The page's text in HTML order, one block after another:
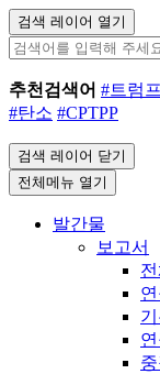
검색 레이어 열기
추천검색어 #트럼프
#탄소 #CPTPP
검색 레이어 닫기
전체메뉴 열기
발간물
보고서